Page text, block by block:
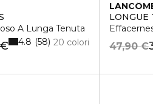
A Lunga Tenuta
20 colori
4.8 58
LONGUE
47,90 €